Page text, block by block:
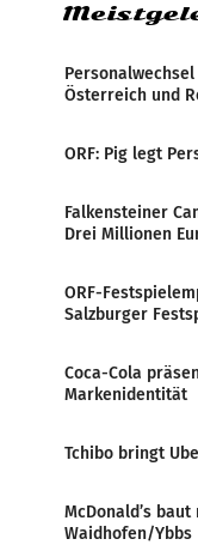
Österreich und
ORF: Pig legt
Falkensteiner
Drei Millionen
ORF-
Salzburger
Coca-Cola
Markenidentität
Tchibo bringt
McDonald’s
Waidhofen/Ybbs